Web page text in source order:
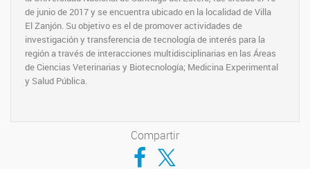
de junio de 2017 y se encuentra ubicado en la localidad de Villa
El Zanjón. Su objetivo es el de promover actividades de
investigación y transferencia de tecnología de interés para la
región a través de interacciones multidisciplinarias en las Áreas
de Ciencias Veterinarias y Biotecnología; Medicina Experimental
y Salud Pública.
Compartir
Compartir en Facebook
Compartir en Twitter